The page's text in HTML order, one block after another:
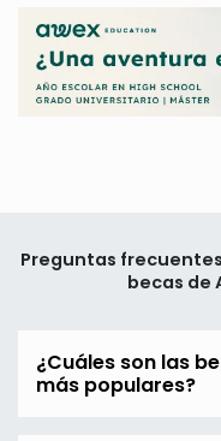
Preguntas
becas de
¿Cuáles son las
más populares?